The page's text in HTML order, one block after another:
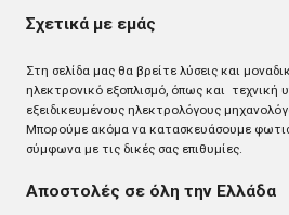
Σχετικά με εμάς
Στη σελίδα μας θα βρείτε λύσεις και
ηλεκτρονικό εξοπλισμό, όπως και τεχνική
εξειδικευμένους ηλεκτρολόγους
Mπορούμε ακόμα να κατασκευάσουμε
σύμφωνα με τις δικές σας επιθυμίες.
Αποστολές σε όλη την Ελλάδα